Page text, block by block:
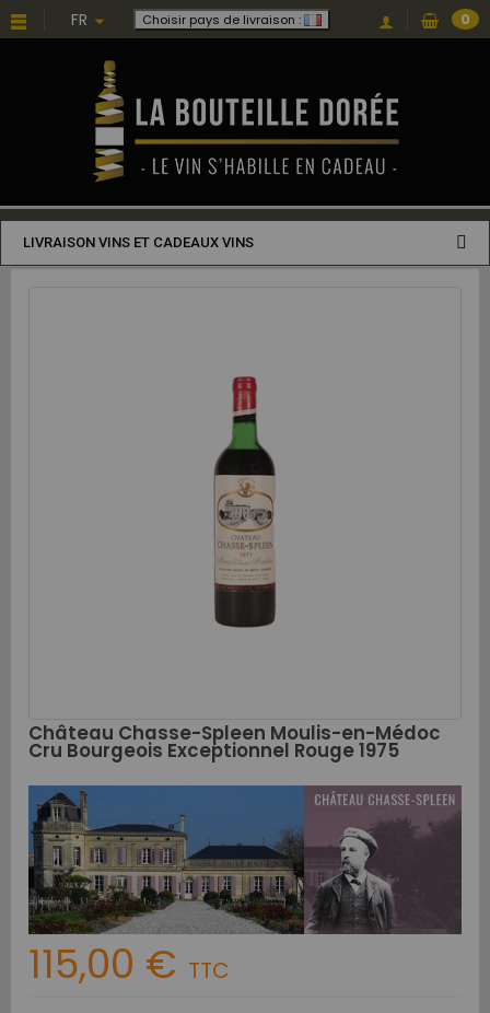
FR Choisir pays de livraison : 0
LIVRAISON VINS ET CADEAUX VINS
Château Chasse-Spleen Moulis-en-Médoc
Cru Bourgeois Exceptionnel Rouge 1975
115,00 € TTC